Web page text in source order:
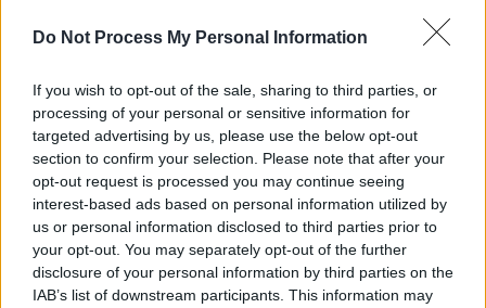
Do Not Process My Personal Information
If you wish to opt-out of the sale, sharing to third parties, or
processing of your personal or sensitive information for
targeted advertising by us, please use the below opt-out
section to confirm your selection. Please note that after your
opt-out request is processed you may continue seeing
interest-based ads based on personal information utilized by
us or personal information disclosed to third parties prior to
your opt-out. You may separately opt-out of the further
disclosure of your personal information by third parties on the
IAB’s list of downstream participants. This information may